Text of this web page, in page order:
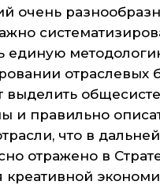
очень
единую
отраслевых
выделить
и правильно
что в
отражено в
креативной